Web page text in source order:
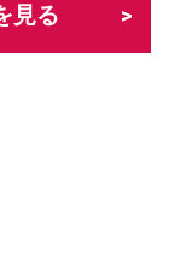
見る